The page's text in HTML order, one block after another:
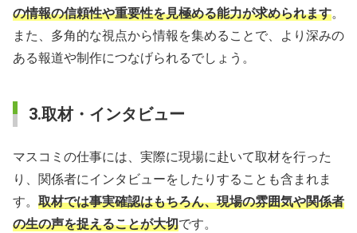
の情報の信頼性や重要性を見極める能力が求められます。
また、多角的な視点から情報を集めることで、より深みの
ある報道や制作につなげられるでしょう。
3.取材・インタビュー
マスコミの仕事には、実際に現場に赴いて取材を行った
り、関係者にインタビューをしたりすることも含まれま
す。 取材では事実確認はもちろん、現場の雰囲気や関係者
の生の声を捉えることが大切です。